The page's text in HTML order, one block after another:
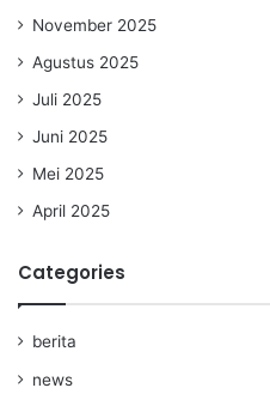
November 2025
Agustus 2025
Juli 2025
Juni 2025
Mei 2025
April 2025
Categories
berita
news